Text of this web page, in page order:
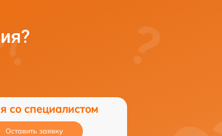
со специалистом
Оставить заявку